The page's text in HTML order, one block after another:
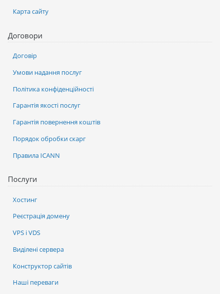
Послуги
Хостинг
Реєстрація домену
VPS і VDS
Виділені сервера
Конструктор сайтів
Наші переваги
Карта сайту
Договори
Договір
Умови надання послуг
Політика конфіденційності
Гарантія якості послуг
Гарантія повернення коштів
Порядок обробки скарг
Правила ICANN